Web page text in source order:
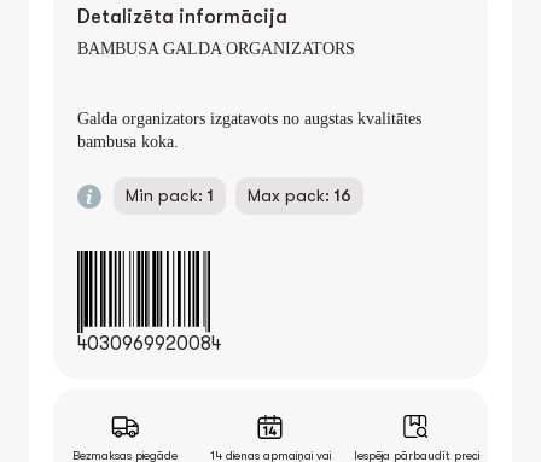
Detalizēta informācija
BAMBUSA GALDA ORGANIZATORS
Galda organizators izgatavots no augstas kvalitātes
bambusa koka.
Min pack: 1 Max pack: 16
4030969920084
Bezmaksas piegāde
14 dienas apmaiņai vai
Iespēja pārbaudīt preci